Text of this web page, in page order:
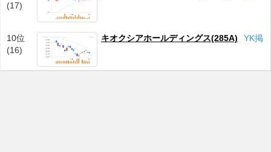
(17)
10位
(16)
キオクシアホールディングス(285A) YK掲